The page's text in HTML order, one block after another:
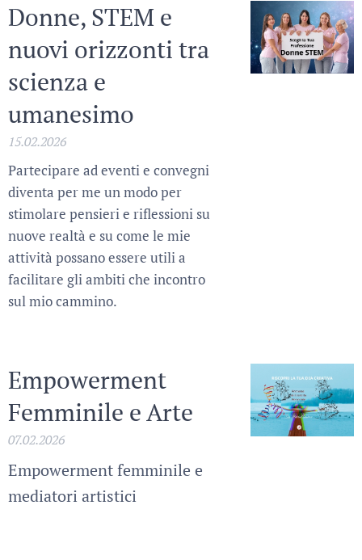
Donne, STEM e
nuovi orizzonti tra
scienza e
umanesimo
15.02.2026
Partecipare ad eventi e convegni
diventa per me un modo per
stimolare pensieri e riflessioni su
nuove realtà e su come le mie
attività possano essere utili a
facilitare gli ambiti che incontro
sul mio cammino.
Empowerment
Femminile e Arte
07.02.2026
Empowerment femminile e
mediatori artistici